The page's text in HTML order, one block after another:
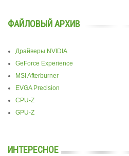
ФАЙЛОВЫЙ АРХИВ
Драйверы NVIDIA
GeForce Experience
MSI Afterburner
EVGA Precision
CPU-Z
GPU-Z
ИНТЕРЕСНОЕ